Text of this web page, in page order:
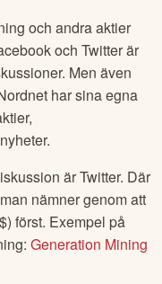
och andra aktier
och Twitter är
Men även
har sina egna
är Twitter. Där
nämner genom att
först. Exempel på
:Generation Mining